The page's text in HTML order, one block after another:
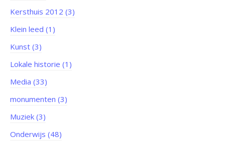
Kersthuis 2012 (3)
Klein leed (1)
Kunst (3)
Lokale historie (1)
Media (33)
monumenten (3)
Muziek (3)
Onderwijs (48)